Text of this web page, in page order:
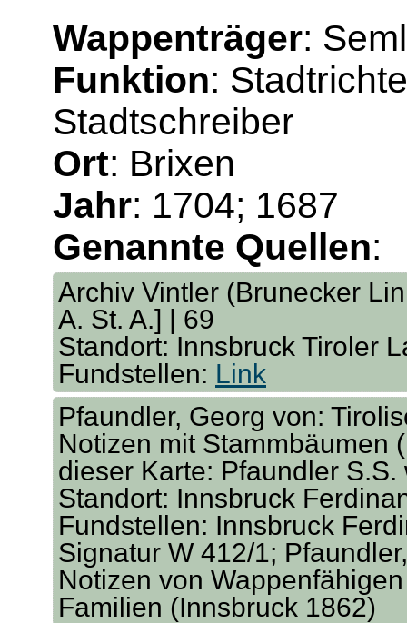
Wappenträger:
Funktion:
Stadtschreiber
Ort: Brixen
Jahr: 1704; 1687
Genannte Quellen:
Archiv Vintler (Brunecker
A. St. A.] | 69
Standort: Innsbruck Tiroler
Fundstellen: Link
Pfaundler, Georg von:
Notizen mit Stammbäumen
dieser Karte: Pfaundler
Standort: Innsbruck
Fundstellen: Innsbruck
Signatur W 412/1;
Notizen von
Familien (Innsbruck 1862)